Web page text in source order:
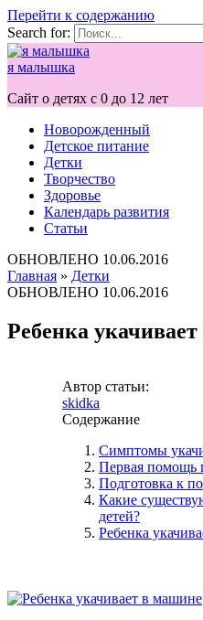
Перейти к содержанию
Search for:
я малышка
Сайт о детях с 0 до 12 лет
Новорожденный
Детское питание
Детки
Творчество
Здоровье
Календарь развития
Статьи
ОБНОВЛЕНО 10.06.2016
Главная » Детки
ОБНОВЛЕНО 10.06.2016
Ребенка
Автор статьи:
skidka
Содержание
Симптомы
Первая помощь
Подготовка к
Какие
детей?
Ребенка